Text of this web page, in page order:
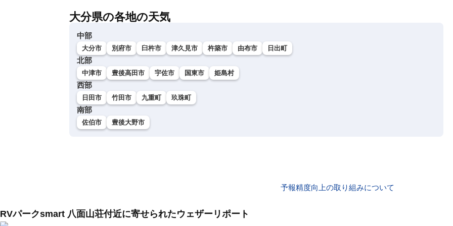
大分県の各地の天気
中部
大分市 別府市 臼杵市 津久見市 杵築市 由布市 日出町
北部
中津市 豊後高田市 宇佐市 国東市 姫島村
西部
日田市 竹田市 九重町 玖珠町
南部
佐伯市 豊後大野市
予報精度向上の取り組みについて
RVパークsmart 八面山荘付近に寄せられたウェザーリポート